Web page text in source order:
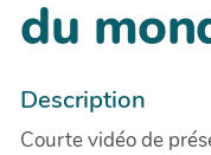
du
Description
Courte vidéo de